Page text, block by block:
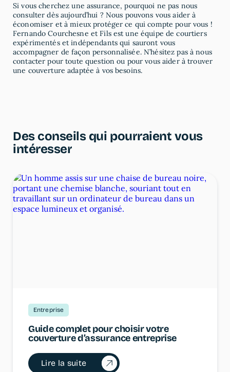
Si vous cherchez une assurance, pourquoi ne pas nous
consulter dès aujourd’hui ? Nous pouvons vous aider à
économiser et à mieux protéger ce qui compte pour vous !
Fernando Courchesne et Fils est une équipe de courtiers
expérimentés et indépendants qui sauront vous
accompagner de façon personnalisée. N’hésitez pas à nous
contacter pour toute question ou pour vous aider à trouver
une couverture adaptée à vos besoins.
Des conseils qui pourraient vous
intéresser
Entreprise
Guide complet pour choisir votre
couverture d’assurance entreprise